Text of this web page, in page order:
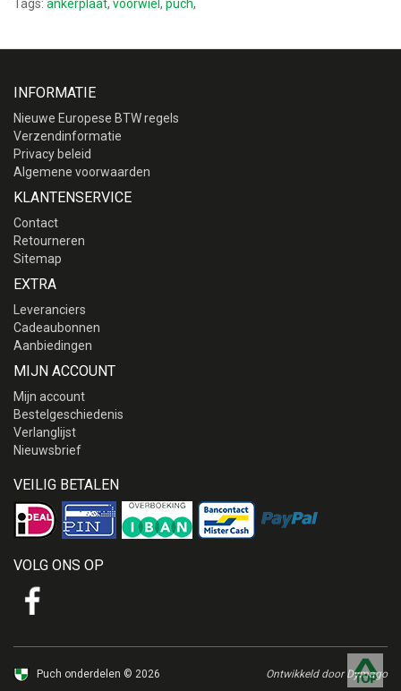
Tags: ankerplaat, voorwiel , puch,
INFORMATIE
Nieuwe Europese BTW regels
Verzendinformatie
Privacy beleid
Algemene voorwaarden
KLANTENSERVICE
Contact
Retourneren
Sitemap
EXTRA
Leveranciers
Cadeaubonnen
Aanbiedingen
MIJN ACCOUNT
Mijn account
Bestelgeschiedenis
Verlanglijst
Nieuwsbrief
VEILIG BETALEN
VOLG ONS OP
Puch onderdelen © 2026 Ontwikkeld door Dymago